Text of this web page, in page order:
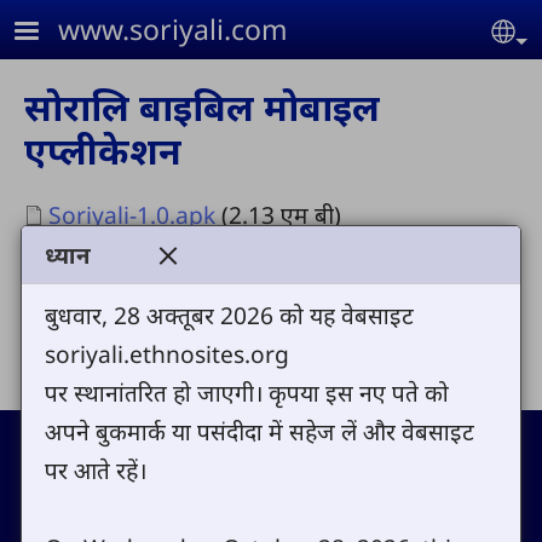
Skip to main content
www.soriyali.com
सोरालि बाइबिल मोबाइल
एप्लीकेशन
Document
Soriyali-1.0.apk(2.13 एम बी)
Share
Footer
Copyright
ध्यान
बुधवार, 28 अक्तूबर 2026 को यह वेबसाइट
soriyali.ethnosites.org
पर स्थानांतरित हो जाएगी। कृपया इस नए पते को
अपने बुकमार्क या पसंदीदा में सहेज लें और वेबसाइट
पर आते रहें।